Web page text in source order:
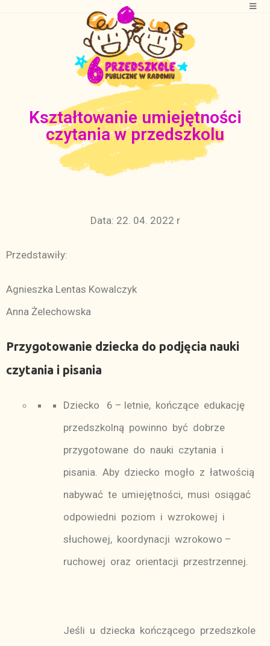
Kształtowanie umiejętności
czytania w przedszkolu
Data: 22. 04. 2022 r
Przedstawiły:
Agnieszka Lentas Kowalczyk
Anna Żelechowska
Przygotowanie dziecka do podjęcia nauki
czytania i pisania
Dziecko 6 – letnie, kończące edukację
przedszkolną powinno być dobrze
przygotowane do nauki czytania i
pisania. Aby dziecko mogło z łatwością
nabywać te umiejętności, musi osiągać
odpowiedni poziom i wzrokowej i
słuchowej, koordynacji wzrokowo –
ruchowej oraz orientacji przestrzennej.
Jeśli u dziecka kończącego przedszkole